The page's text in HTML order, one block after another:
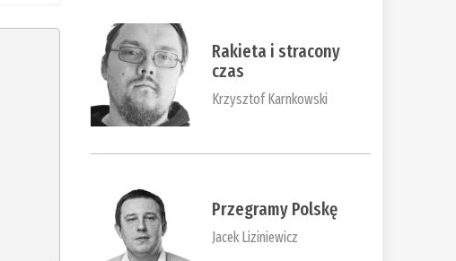
Rakieta i stracony
czas
Krzysztof Karnkowski
Przegramy Polskę
Jacek Liziniewicz